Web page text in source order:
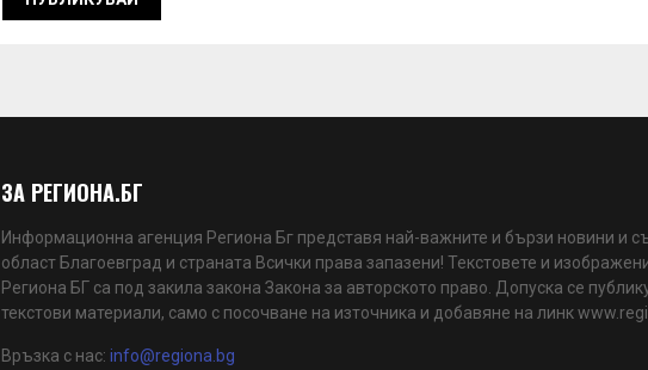
ЗА РЕГИОНА.БГ
Информационна агенция Региона Бг представя най-важните и бързи новини и
област Благоевград и страната Всички права запазени! Текстовете и
Региона БГ са под закила закона Закона за авторското право. Допуска се
текстови материали, само с посочване на източника и добавяне на линк
Връзка с нас: info@regiona.bg